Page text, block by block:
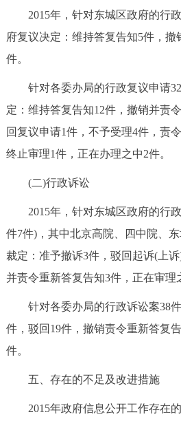
2015年，针对东城区政府的行政
府复议决定：维持答复告知5件，撤
件。
针对各委办局的行政复议申请32
定：维持答复告知12件，撤销并责
回复议申请1件，不予受理4件，责
终止审理1件，正在办理之中2件。
(二)行政诉讼
2015年，针对东城区政府的行政
件7件)，其中北京高院、四中院、
裁定：准予撤诉3件，驳回起诉(上
并责令重新答复告知3件，正在审理
针对各委办局的行政诉讼案38件
件，驳回19件，撤销责令重新答复
件。
五、存在的不足及改进措施
2015年政府信息公开工作存在的